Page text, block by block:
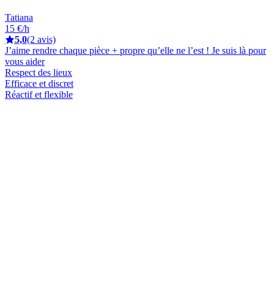
Tatiana
15 €/h
5,0(2 avis)
J’aime rendre chaque pièce + propre qu’elle ne l’est ! Je suis là pour
vous aider
Respect des lieux
Efficace et discret
Réactif et flexible